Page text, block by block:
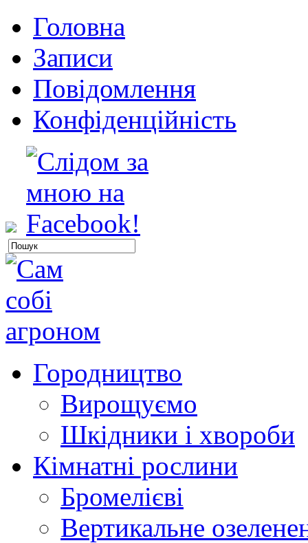
Головна
Записи
Повідомлення
Конфіденційність
Городництво
Вирощуємо
Шкідники і хвороби
Кімнатні рослини
Бромелієві
Вертикальне